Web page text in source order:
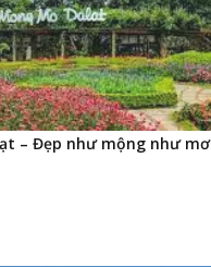
– Đẹp như mộng như mơ